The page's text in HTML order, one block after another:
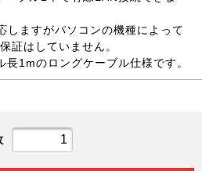
ますがパソコンの機種によって
証はしていません。
1mのロングケーブル仕様です。